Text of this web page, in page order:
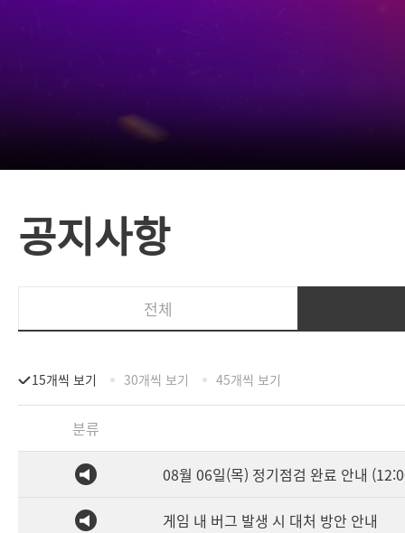
공지사항
전체
15개씩 보기 30개씩 보기 45개씩 보기
분류
08월 06일(목) 정기점검 완료 안내
게임 내 버그 발생 시 대처 방안 안내